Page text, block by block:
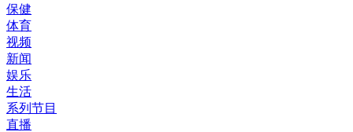
保健
体育
视频
新闻
娱乐
生活
系列节目
直播